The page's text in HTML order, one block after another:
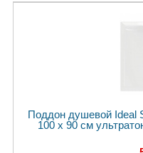
Поддон душевой Ideal
100 x 90 см